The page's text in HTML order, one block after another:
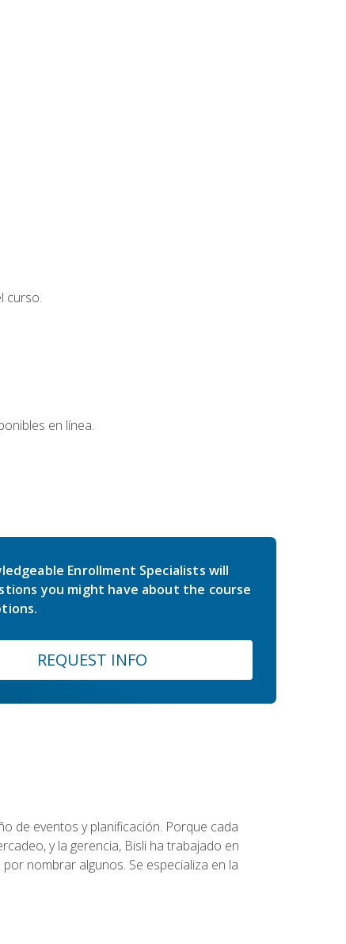
curso.
en línea.
Enrollment Specialists will
you might have about the course
REQUEST INFO
de eventos y planificación. Porque cada
y la gerencia, Bisli ha trabajado en
nombrar algunos. Se especializa en la